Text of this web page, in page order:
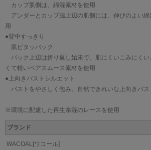
カップ肌側は、綿混素材を使用
アンダーとカップ脇上辺の肌側には、伸びのよい綿
用
●背中すっきり
肌ピタッバック
バック上辺は折り返し始末で、肌にくいこみにくい
くて軽いベアスムース素材を使用
●上向きバストシルエット
バストをやさしく包み、自然できれいな上向きバス
※環境に配慮した再生糸混のレースを使用
ブランド
WACOAL[ワコール]